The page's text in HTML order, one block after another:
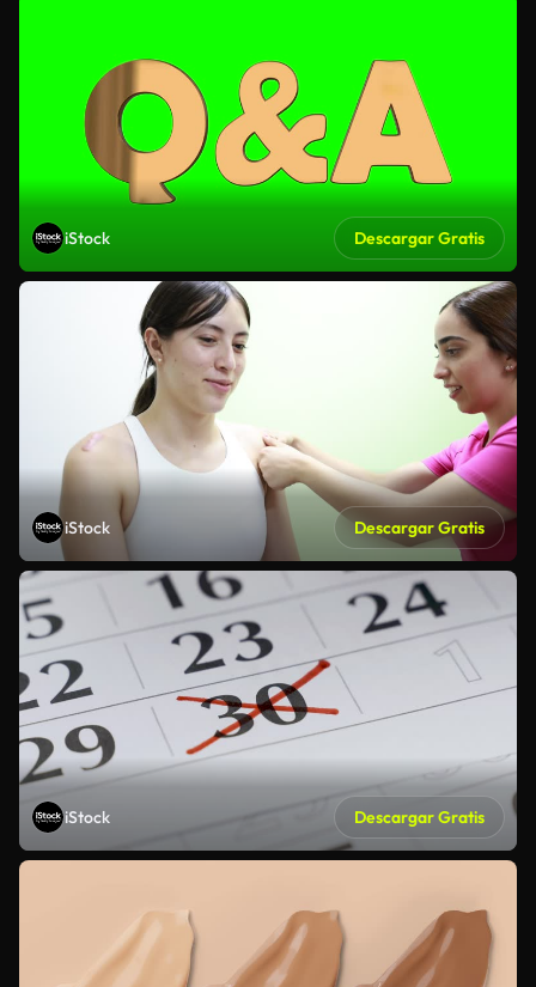
iStock Descargar Gratis
iStock Descargar Gratis
iStock Descargar Gratis